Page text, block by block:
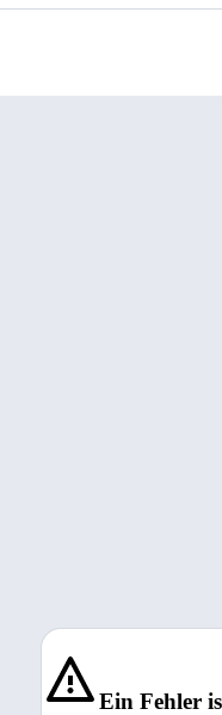
Ein Fehler